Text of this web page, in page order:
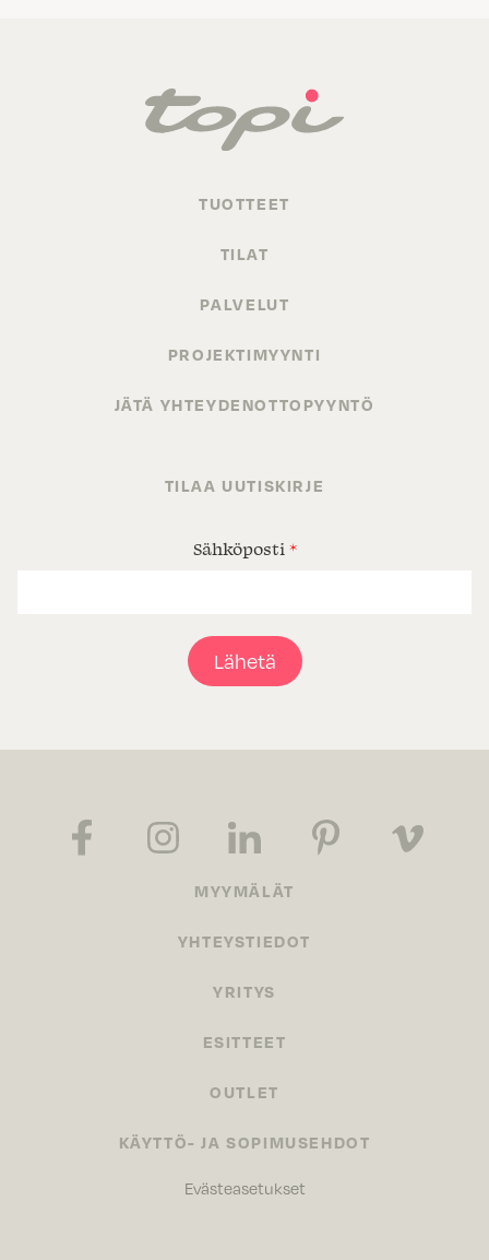
TUOTTEET
TILAT
PALVELUT
PROJEKTIMYYNTI
JÄTÄ YHTEYDENOTTOPYYNTÖ
TILAA UUTISKIRJE
Sähköposti *
Lähetä
MYYMÄLÄT
YHTEYSTIEDOT
YRITYS
ESITTEET
OUTLET
KÄYTTÖ- JA SOPIMUSEHDOT
Evästeasetukset